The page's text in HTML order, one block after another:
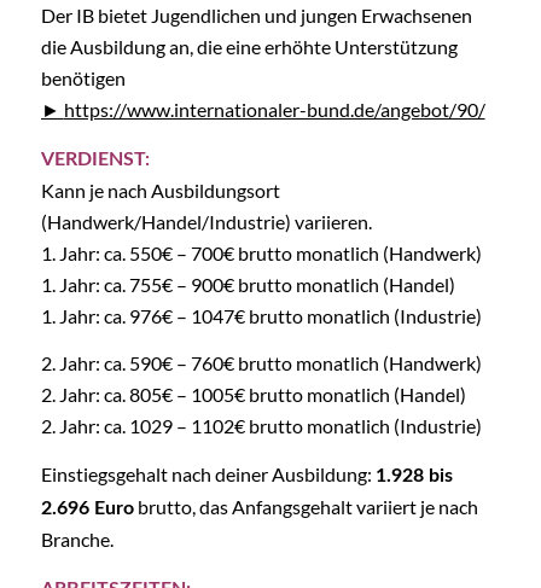
Der IB bietet Jugendlichen und jungen Erwachsenen
die Ausbildung an, die eine erhöhte Unterstützung
benötigen
https://www.internationaler-bund.de/angebot/90/
VERDIENST:
Kann je nach Ausbildungsort
(Handwerk/Handel/Industrie) variieren.
1. Jahr: ca. 550€ – 700€ brutto monatlich (Handwerk)
1. Jahr: ca. 755€ – 900€ brutto monatlich (Handel)
1. Jahr: ca. 976€ – 1047€ brutto monatlich (Industrie)
2. Jahr: ca. 590€ – 760€ brutto monatlich (Handwerk)
2. Jahr: ca. 805€ – 1005€ brutto monatlich (Handel)
2. Jahr: ca. 1029 – 1102€ brutto monatlich (Industrie)
Einstiegsgehalt nach deiner Ausbildung: 1.928 bis
2.696 Eurobrutto, das Anfangsgehalt variiert je nach
Branche.